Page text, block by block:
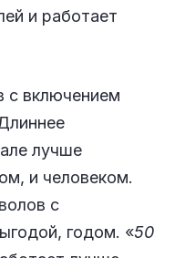
и работает
с включением
лучше
и человеком.
с
годом. «50